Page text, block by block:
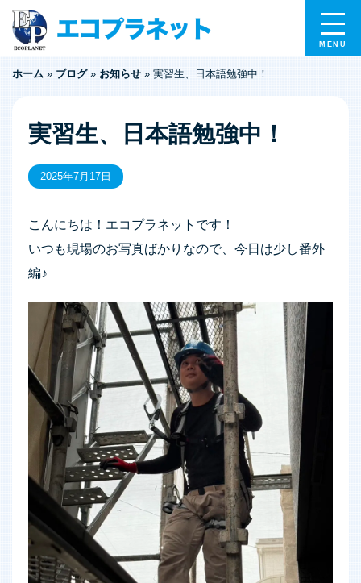
ホーム » ブログ» お知らせ » 実習生、日本語勉強中！
実習生、日本語勉強中！
2025年7月17日
こんにちは！エコプラネットです！
いつも現場のお写真ばかりなので、今日は少し番外
編♪